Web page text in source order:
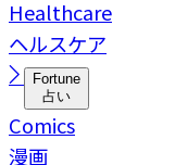
Healthcare
ヘルスケア
Fortune
占い
Comics
漫画